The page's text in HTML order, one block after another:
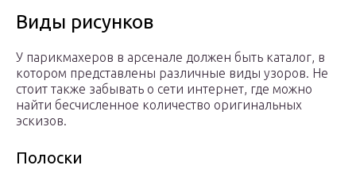
Виды рисунков
У парикмахеров в арсенале должен быть каталог, в
котором представлены различные виды узоров. Не
стоит также забывать о сети интернет, где можно
найти бесчисленное количество оригинальных
эскизов.
Полоски